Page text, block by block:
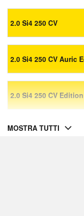
2.0 Si4 250 CV
2.0 Si4 250 CV Auric
2.0 Si4 250 CV Edition
MOSTRA TUTTI